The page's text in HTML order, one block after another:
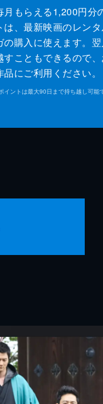
月もらえる1,200円分
は、最新映画のレン
の購入に使えます。
すこともできるので
品にご利用ください。
イントは最大90日まで持ち越し可能